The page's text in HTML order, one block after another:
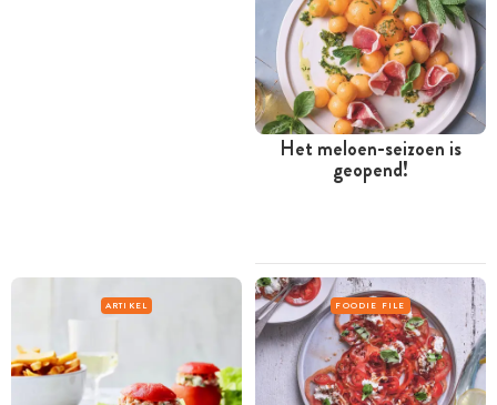
Het meloen-seizoen is
geopend!
ARTIKEL FOODIE FILE